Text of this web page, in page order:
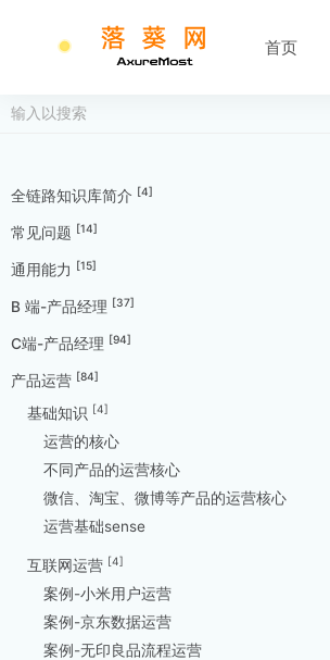
首页
全链路知识库简介 [4]
常见问题 [14]
通用能力 [15]
B 端-产品经理 [37]
C端-产品经理 [94]
产品运营 [84]
基础知识 [4]
运营的核心
不同产品的运营核心
微信、淘宝、微博等产品的运营核心
运营基础sense
互联网运营 [4]
案例-小米用户运营
案例-京东数据运营
案例-无印良品流程运营